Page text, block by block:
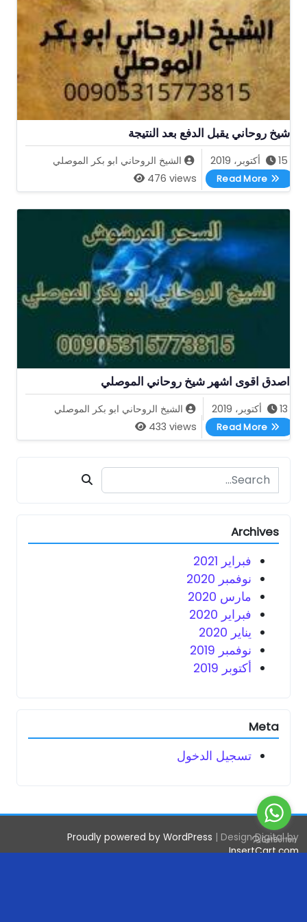
شيخ روحاني يقبل الدفع بعد النتيجة
15 أكتوبر، 2019
الشيخ الروحاني ابو بكر الموصلي
476 views
Read More
شيخ روحاني يقبل الدفع بعد النتيجة
اصدق اقوى اشهر شيخ روحاني الموصلي
13 أكتوبر، 2019
الشيخ الروحاني ابو بكر الموصلي
433 views
Read More
اصدق اقوى اشهر شيخ روحاني الموصلي
Search for:
Archives
فبراير 2021
نوفمبر 2020
مارس 2020
فبراير 2020
يناير 2020
نوفمبر 2019
أكتوبر 2019
Meta
تسجيل الدخول
Proudly powered by WordPress
Design Digital by
InsertCart.com